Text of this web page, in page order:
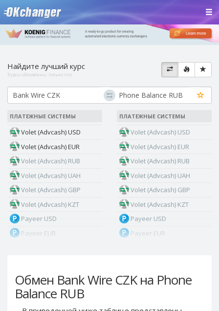
Обмен Bank Wire CZK на Phone
Balance RUB
Найдите лучший курс
Курсы обновлены: только что
ПЛАТЕЖНЫЕ СИСТЕМЫ
Volet (Advcash) USD
Volet (Advcash) EUR
Volet (Advcash) RUB
Volet (Advcash) UAH
Volet (Advcash) GBP
Volet (Advcash) KZT
Payeer USD
Payeer EUR
Payeer Tether ERC20
(USDT)
Payeer UAH
ПЛАТЕЖНЫЕ СИСТЕМЫ
Volet (Advcash) USD
Volet (Advcash) EUR
Volet (Advcash) RUB
Volet (Advcash) UAH
Volet (Advcash) GBP
Volet (Advcash) KZT
Payeer USD
Payeer EUR
Payeer Tether ERC20
(USDT)